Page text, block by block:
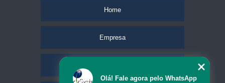
Home
Empresa
Olá! Fale agora pelo WhatsApp